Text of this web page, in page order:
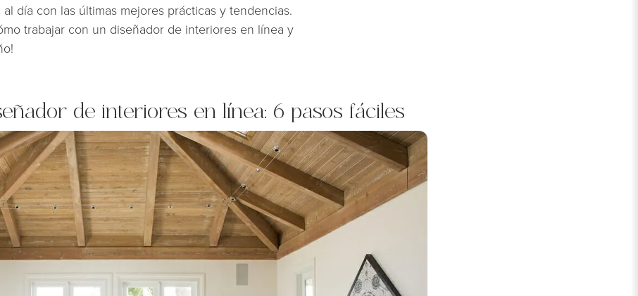
día con las últimas mejores prácticas y tendencias.
trabajar con un diseñador de interiores en línea y
de interiores en línea: 6 pasos fáciles